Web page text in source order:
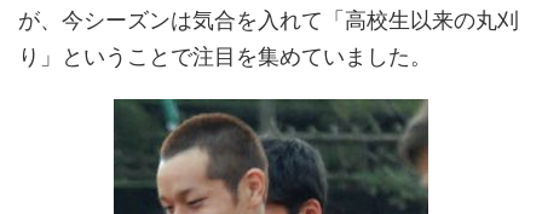
が、今シーズンは気合を入れて「高校生以来の丸刈
り」ということで注目を集めていました。